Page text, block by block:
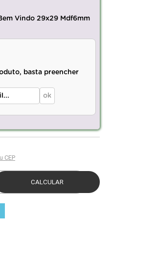
Vindo 29x29 Mdf6mm
basta preencher